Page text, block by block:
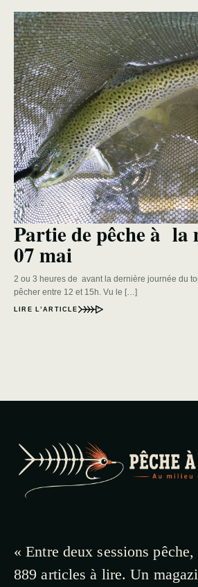
Partie de pêche à la
07 mai
2 ou 3 heures de avant la dernière journée du
pêcher entre 12 et 15h. Vu le […]
LIRE L’ARTICLE
« Entre deux sessions
889 articles à lire. Un